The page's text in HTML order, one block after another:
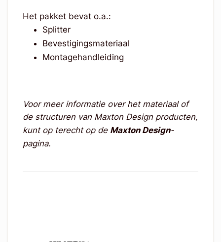
Het pakket bevat o.a.:
Splitter
Bevestigingsmateriaal
Montagehandleiding
Voor meer informatie over het materiaal of
de structuren van Maxton Design producten,
kunt op terecht op de Maxton Design-
pagina.